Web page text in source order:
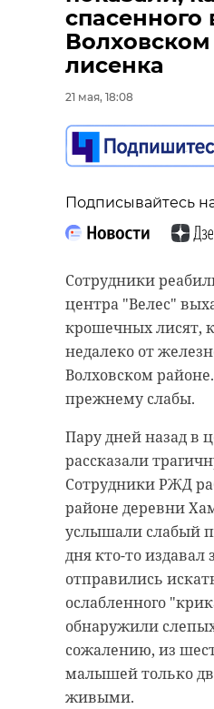
спасенного
лисенка
21 мая, 18:08
Подписывайтесь
Сотрудники
центра "Велес"
крошечных лисят,
недалеко от
Волховском
прежнему слабы.
Пару дней назад в
рассказали
Сотрудники РЖД
районе деревни
услышали слабый
дня кто-то издавал
отправились
ослабленного
обнаружили
сожалению, из
малышей только
живыми.
Подписывайтесь на
федерального
победителями
прошла в Сызрани
область).
Соревнования
спортсменов из
органов МЧС
Дальневосточного,
Северо-Западного,
Приволжского,
Кавказского
В финальной игре
встретились с
Сибирского
которая в прошлом
чемпионом. Матч
победой
счетом 2:1.
Фото:
Задержана
избивавшая
улицах
молодых
21 мая, 17:04
Подписывайтесь на
В Петербурге
молодых людей,
подозревают в
прохожих на
Ломоносова.
Главного
управления
комитета России по
четверг, 21 мая,
задержания.
Так, компания без
нападала на
в лицо газовый
избивала руками и
Пострадали в том